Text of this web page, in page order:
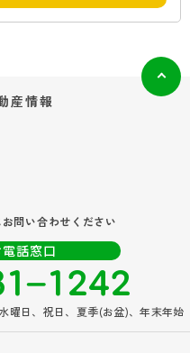
産情報
問い合わせください
話窓口
曜日、祝日、夏季(お盆)、年末年始